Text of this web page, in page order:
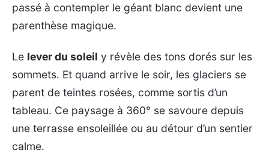
passé à contempler le géant blanc devient une
parenthèse magique.
Le lever du soleil y révèle des tons dorés sur les
sommets. Et quand arrive le soir, les glaciers se
parent de teintes rosées, comme sortis d’un
tableau. Ce paysage à 360° se savoure depuis
une terrasse ensoleillée ou au détour d’un sentier
calme.